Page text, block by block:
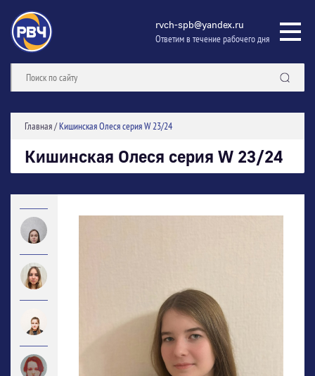
rvch-spb@yandex.ru
Ответим в течение рабочего дня
Главная/Кишинская Олеся серия W 23/24
Кишинская Олеся серия W 23/24